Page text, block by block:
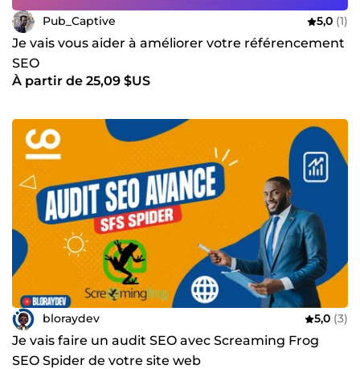
Pub_Captive 5,0 (1)
Je vais vous aider à améliorer votre référencement
SEO
À partir de 25,09 $US
bloraydev 5,0 (3)
Je vais faire un audit SEO avec Screaming Frog
SEO Spider de votre site web